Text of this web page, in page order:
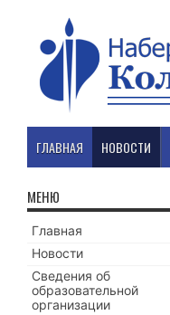
ГЛАВНАЯ НОВОСТИ
МЕНЮ
Главная
Новости
Сведения об
образовательной
организации